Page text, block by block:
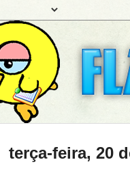
terça-feira, 20